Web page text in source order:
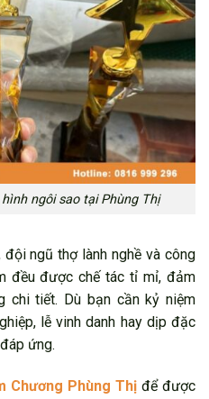
ngôi sao tại Phùng Thị
ngũ thợ lành nghề và công
đều được chế tác tỉ mỉ, đảm
chi tiết. Dù bạn cần kỷ niệm
lễ vinh danh hay dịp đặc
ứng.
Chương Phùng Thị để được